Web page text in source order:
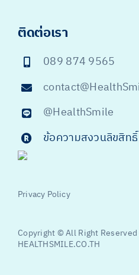
ติดต่อเรา
089 874 9565
@HealthSmile
ข้อความสงวนลิขสิท
Privacy Policy
Copyright © All Right
HEALTHSMILE.CO.TH